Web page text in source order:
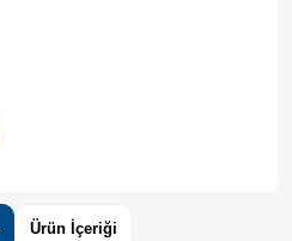
Ürün İçeriği